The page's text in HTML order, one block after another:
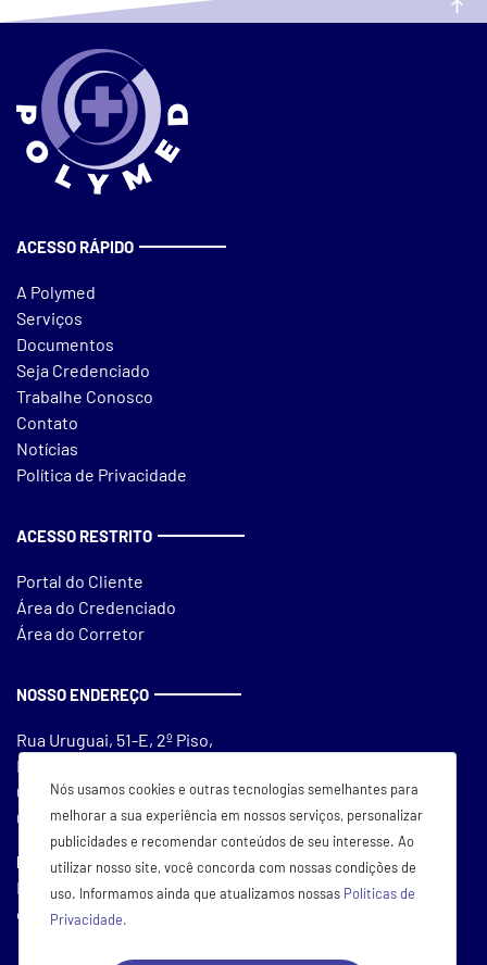
Nós usamos cookies e outras tecnologias semelhantes para
melhorar a sua experiência em nossos serviços, personalizar
publicidades e recomendar conteúdos de seu interesse. Ao
utilizar nosso site, você concorda com nossas condições de
uso. Informamos ainda que atualizamos nossas Políticas de
Privacidade.
ACESSO RÁPIDO
A Polymed
Serviços
Documentos
Seja Credenciado
Trabalhe Conosco
Contato
Notícias
Política de Privacidade
ACESSO RESTRITO
Portal do Cliente
Área do Credenciado
Área do Corretor
NOSSO ENDEREÇO
Rua Uruguai, 51-E, 2º Piso,
Edifício Michelangelo
Centro, Chapecó/SC
CEP 89801-570
Horário de Atendimento
De seg a sex das 7:30 às 12:00
e das 13:00 às 18:00